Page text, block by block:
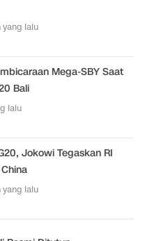
yang lalu
Mega-SBY Saat
Bali
lalu
Jokowi Tegaskan RI
yang lalu